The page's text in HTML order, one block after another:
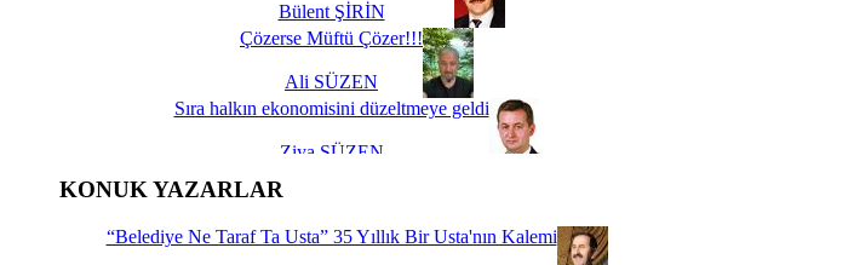
Bülent ŞİRİN
Çözerse Müftü Çözer!!!
Ali SÜZEN
Sıra halkın ekonomisini düzeltmeye geldi
Ziya SÜZEN
İşte Biz buyuz...
KONUK YAZARLAR
“Belediye Ne Taraf Ta Usta” 35 Yıllık Bir Usta'nın Kalemi